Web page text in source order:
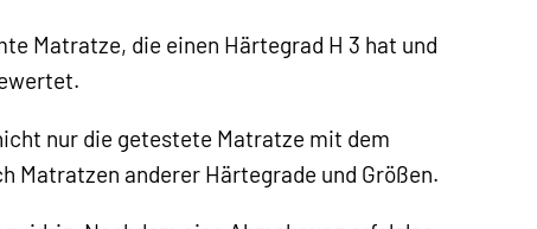
Matratze, die einen Härtegrad H 3 hat und
nur die getestete Matratze mit dem
Matratzen anderer Härtegrade und Größen.